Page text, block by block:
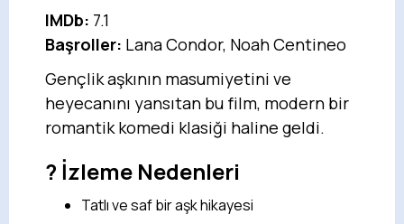
IMDb: 7.1
Başroller: Lana Condor, Noah Centineo
Gençlik aşkının masumiyetini ve
heyecanını yansıtan bu film, modern bir
romantik komedi klasiği haline geldi.
? İzleme Nedenleri
Tatlı ve saf bir aşk hikayesi